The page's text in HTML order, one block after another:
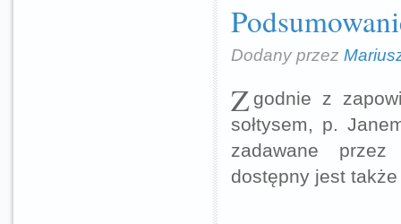
Dodany przez
Z godnie z
sołtysem, p.
zadawane przez
dostępny jest